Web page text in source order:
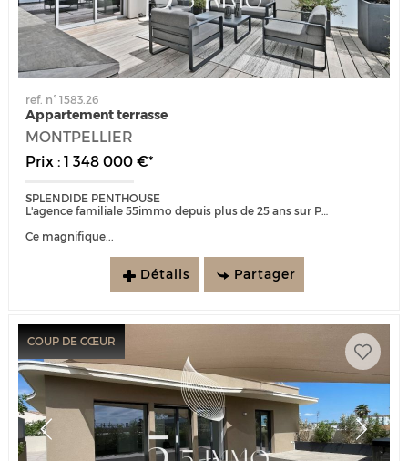
ref. n° 1583.26
Appartement terrasse
MONTPELLIER
Prix : 1 348 000 €*
SPLENDIDE PENTHOUSE
L'agence familiale 55immo depuis plus de 25 ans sur Port Marianne est heureuse de vous présenter :
Ce magnifique...
Détails Partager
COUP DE CŒUR